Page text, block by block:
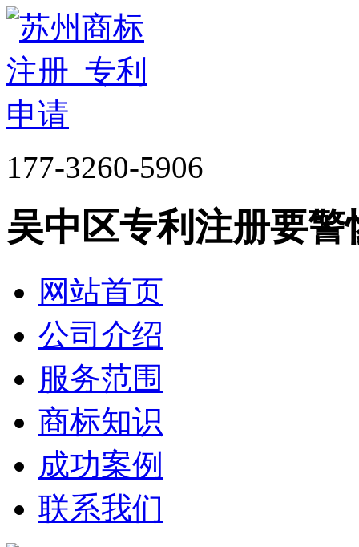
177-3260-5906
吴中区专利注册要警
网站首页
公司介绍
服务范围
商标知识
成功案例
联系我们